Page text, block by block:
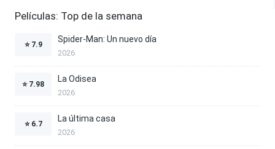
Películas: Top de la semana
⭐ 7.9
Spider-Man: Un nuevo día
2026
⭐ 7.98
La Odisea
2026
⭐ 6.7
La última casa
2026